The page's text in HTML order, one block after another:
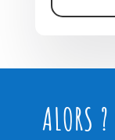
ALORS